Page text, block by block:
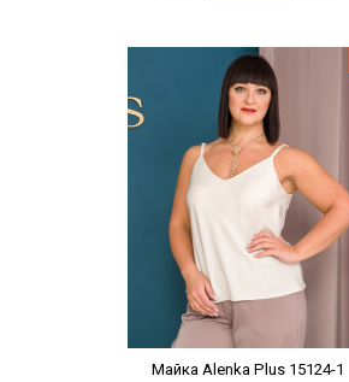
Наклейки Варіант з %
Майка Alenka Plus 15124-1